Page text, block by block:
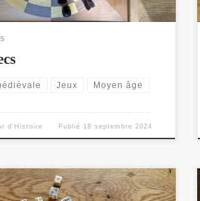
Jeux Moyen âge
d'Histoire Publié 18 septembre 2024